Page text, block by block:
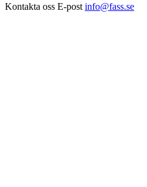
Kontakta oss E-post info@fass.se